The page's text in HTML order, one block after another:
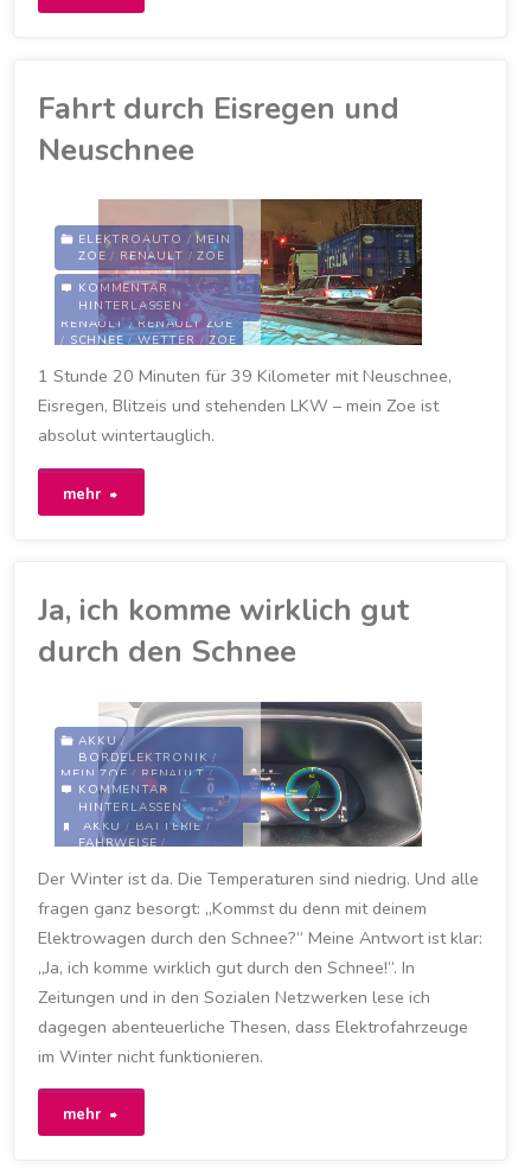
Fahrt durch Eisregen und
Neuschnee
ELEKTROAUTO / MEIN
ZOE / RENAULT / ZOE
EISREGEN/MY ZOE /
NEUSCHNEE/
RENAULT /RENAULT ZOE
/ SCHNEE/ WETTER /ZOE
15. FEBRUAR 2021
KOMMENTAR
HINTERLASSEN
1 Stunde 20 Minuten für 39 Kilometer mit Neuschnee,
Eisregen, Blitzeis und stehenden LKW – mein Zoe ist
absolut wintertauglich.
mehr
Ja, ich komme wirklich gut
durch den Schnee
AKKU /
BORDELEKTRONIK /
MEIN ZOE / RENAULT /
VERKEHRSMITTEL / ZOE
AKKU / BATTERIE/
FAHRWEISE /
LEISTUNG/REICHWEITE
ZOE /WETTER/WINTER
12. FEBRUAR 2021
KOMMENTAR
HINTERLASSEN
Der Winter ist da. Die Temperaturen sind niedrig. Und alle
fragen ganz besorgt: „Kommst du denn mit deinem
Elektrowagen durch den Schnee?“ Meine Antwort ist klar:
„Ja, ich komme wirklich gut durch den Schnee!“. In
Zeitungen und in den Sozialen Netzwerken lese ich
dagegen abenteuerliche Thesen, dass Elektrofahrzeuge
im Winter nicht funktionieren.
mehr